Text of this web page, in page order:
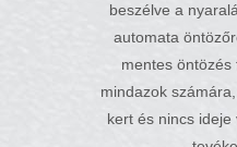
beszélve a
automata
mentes öntözés
mindazok
kert és nincs